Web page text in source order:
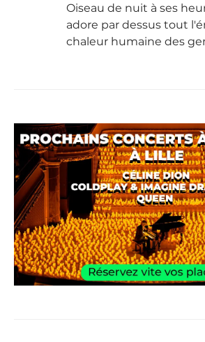
Oiseau de nuit à ses
adore par dessus tout
chaleur humaine des